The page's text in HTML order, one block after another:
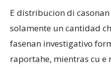
E distribucion di
solamente un cantidad
fasenan investigativo
raportahe, mientras cu e